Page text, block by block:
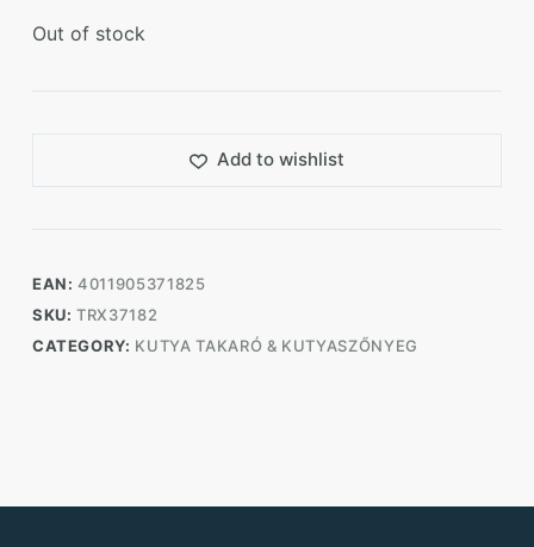
Out of stock
Add to wishlist
EAN:4011905371825
SKU:TRX37182
CATEGORY: KUTYA TAKARÓ & KUTYASZŐNYEG